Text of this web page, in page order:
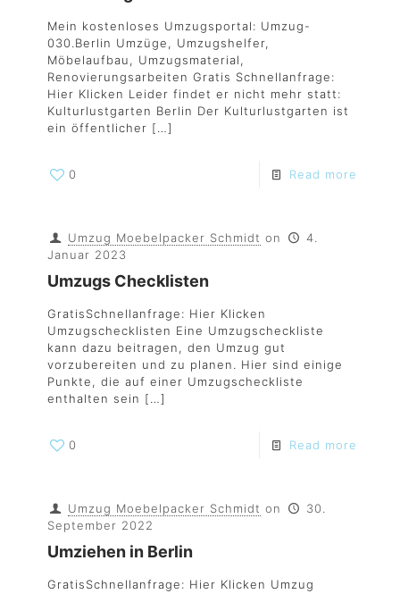
Mein kostenloses Umzugsportal: Umzug-
030.Berlin Umzüge, Umzugshelfer,
Möbelaufbau, Umzugsmaterial,
Renovierungsarbeiten Gratis Schnellanfrage:
Hier Klicken Leider findet er nicht mehr statt:
Kulturlustgarten Berlin Der Kulturlustgarten ist
ein öffentlicher […]
0 Read more
Umzug Moebelpacker Schmidt on
4.
Januar 2023
Umzugs Checklisten
GratisSchnellanfrage: Hier Klicken
Umzugschecklisten Eine Umzugscheckliste
kann dazu beitragen, den Umzug gut
vorzubereiten und zu planen. Hier sind einige
Punkte, die auf einer Umzugscheckliste
enthalten sein […]
0 Read more
Umzug Moebelpacker Schmidt on
30.
September 2022
Umziehen in Berlin
GratisSchnellanfrage: Hier Klicken Umzug